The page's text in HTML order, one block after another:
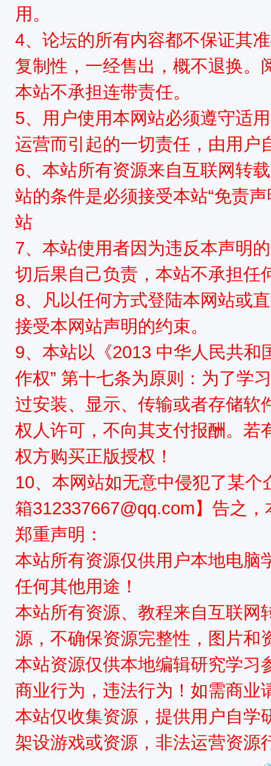
用。
4、论坛的所有内容都不保证其
复制性，一经售出，概不退换。
本站不承担连带责任。
5、用户使用本网站必须遵守适
运营而引起的一切责任，由用户
6、本站所有资源来自互联网转
站的条件是必须接受本站“免责
站
7、本站使用者因为违反本声明
切后果自己负责，本站不承担任
8、凡以任何方式登陆本网站或
接受本网站声明的约束。
9、本站以《2013 中华人民共和
作权” 第十七条为原则：为了学
过安装、显示、传输或者存储软
权人许可，不向其支付报酬。若
权方购买正版授权！
10、本网站如无意中侵犯了某
箱312337667@qq.com】告之
郑重声明：
本站所有资源仅供用户本地电脑
任何其他用途！
本站所有资源、教程来自互联网
源，不确保资源完整性，图片和
本站资源仅供本地编辑研究学习
商业行为，违法行为！如需商业
本站仅收集资源，提供用户自学
架设游戏或资源，非法运营资源